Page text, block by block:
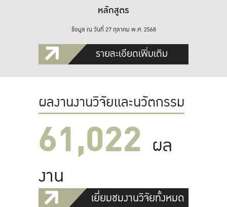
หลักสูตร
ข้อมูล ณ วันที่ 27 ตุลาคม พ.ศ. 2568
รายละเอียดเพิ่มเติม
ผลงานงานวิจัยและนวัตกรรม
61,022 ผล
งาน
เยี่ยมชมงานวิจัยทั้งหมด